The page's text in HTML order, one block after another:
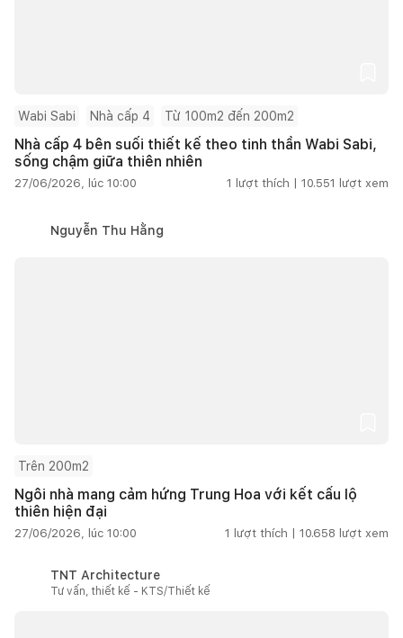
Wabi Sabi Nhà cấp 4 Từ 100m2 đến 200m2
Nhà cấp 4 bên suối thiết kế theo tinh thần Wabi Sabi,
sống chậm giữa thiên nhiên
27/06/2026, lúc 10:00 1 lượt thích | 10.551 lượt xem
Nguyễn Thu Hằng
Trên 200m2
Ngôi nhà mang cảm hứng Trung Hoa với kết cấu lộ
thiên hiện đại
27/06/2026, lúc 10:00 1 lượt thích | 10.658 lượt xem
TNT Architecture
Tư vấn, thiết kế - KTS/Thiết kế